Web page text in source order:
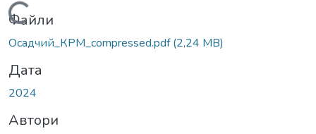
Вантажиться...
Файли
Осадчий_КРМ_compressed.pdf(2,24 MB)
Дата
2024
Автори